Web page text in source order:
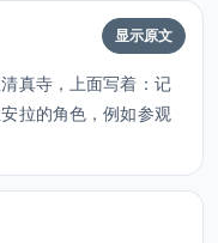
显示原文
真寺，上面写着：记
拉的角色，例如参观